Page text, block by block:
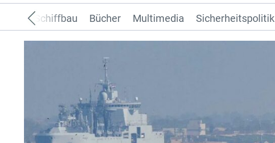
Sicherheitspolitik
Schiffbau Bücher Multimedia